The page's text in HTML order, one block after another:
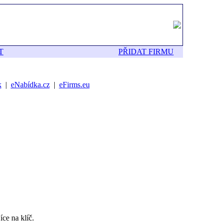
PŘIDAT FIRMU
| eNabídka.cz| eFirms.eu
na klíč.